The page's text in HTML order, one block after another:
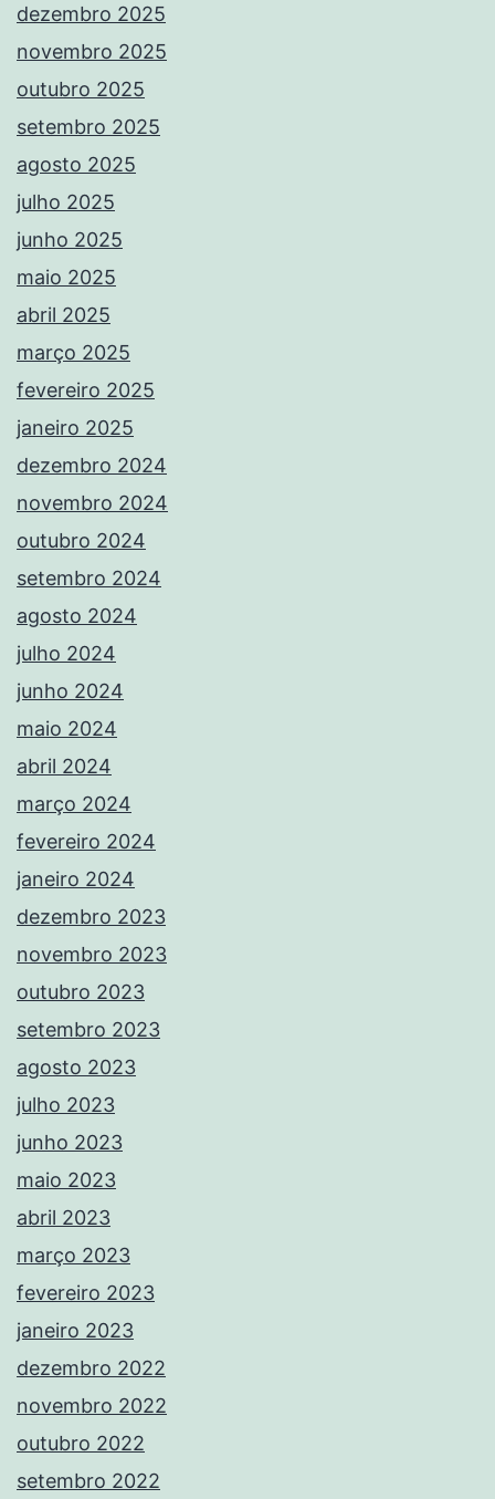
dezembro 2025
novembro 2025
outubro 2025
setembro 2025
agosto 2025
julho 2025
junho 2025
maio 2025
abril 2025
março 2025
fevereiro 2025
janeiro 2025
dezembro 2024
novembro 2024
outubro 2024
setembro 2024
agosto 2024
julho 2024
junho 2024
maio 2024
abril 2024
março 2024
fevereiro 2024
janeiro 2024
dezembro 2023
novembro 2023
outubro 2023
setembro 2023
agosto 2023
julho 2023
junho 2023
maio 2023
abril 2023
março 2023
fevereiro 2023
janeiro 2023
dezembro 2022
novembro 2022
outubro 2022
setembro 2022